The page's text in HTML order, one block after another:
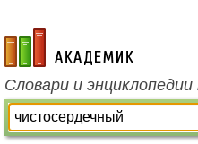
academic.ru
Словари и